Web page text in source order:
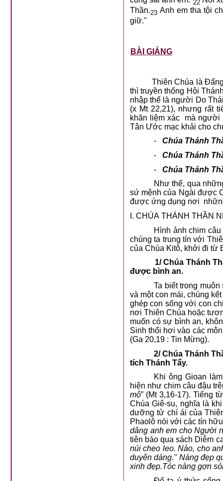
22
Thần.23 Anh em tha tội
giữ."
BÀI GIẢNG
Thiên Chúa là
thì truyền thống Hội
nhập thể là người Do
(x Mt 22,21), nhưng rất
khăn liệm xác
mà người
Tân Ước mạc khải cho
-
Chúa Thánh
-
Chúa Thánh
-
Chúa Thánh
Như thế, qua
sứ mệnh của Ngài được
được ứng dụng nơi
I. CHÚA THÁNH THẦN
Hình ảnh chim
chúng ta trung tín với
của Chúa Kitô, khởi đi từ
1/ Chúa Thánh
được bình an.
Ta biết trong
và một con mái, chúng
ghép con sống với con
nơi Thiên Chúa hoặc
muốn có sự bình an,
Sinh thổi hơi vào các
(Ga 20,19 : Tin Mừng).
2/ Chúa Thánh
tích Thánh Tẩy.
Khi ông Gioan
hiện như chim câu đậu
mộ” (Mt 3,16-17). Tiếng
Chúa Giê-su, nghĩa là
dưỡng tử chí ái của
Phaolô nói với các tín hữu
dâng anh em cho Người
tiên báo qua sách Diễm
núi cheo leo. Nào, cho
duyên dáng." Nàng đẹp
xinh đẹp.Tóc nàng gợn